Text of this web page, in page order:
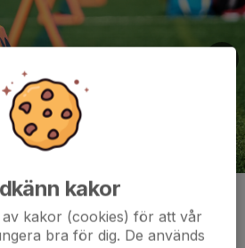
kakor
kakor (cookies) för att vår
bra för dig. De används